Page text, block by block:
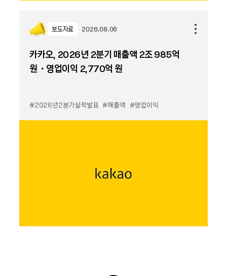
보도자료 2026.08.06
카카오, 2026년 2분기 매출액 2조 985억
원・영업이익 2,770억 원
#2026년2분기실적발표 #매출액 #영업이익